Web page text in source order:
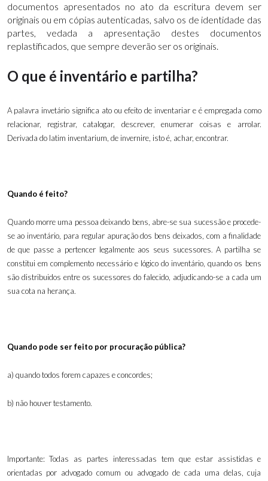
documentos apresentados no ato da escritura devem ser
originais ou em cópias autenticadas, salvo os de identidade das
partes, vedada a apresentação destes documentos
replastificados, que sempre deverão ser os originais.
O que é inventário e partilha?
A palavra invetário significa ato ou efeito de inventariar e é empregada como
relacionar, registrar, catalogar, descrever, enumerar coisas e arrolar.
Derivada do latim inventarium, de invernire, isto é, achar, encontrar.
Quando é feito?
Quando morre uma pessoa deixando bens, abre-se sua sucessão e procede-
se ao inventário, para regular apuração dos bens deixados, com a finalidade
de que passe a pertencer legalmente aos seus sucessores. A partilha se
constitui em complemento necessário e lógico do inventário, quando os bens
são distribuidos entre os sucessores do falecido, adjudicando-se a cada um
sua cota na herança.
Quando pode ser feito por procuração pública?
a) quando todos forem capazes e concordes;
b) não houver testamento.
Importante: Todas as partes interessadas tem que estar assistidas e
orientadas por advogado comum ou advogado de cada uma delas, cuja